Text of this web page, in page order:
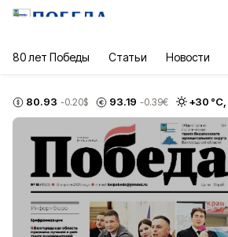
80 лет Победы Статьи Новости
80.93 -0.20$ 93.19 -0.39€ +30 °С,